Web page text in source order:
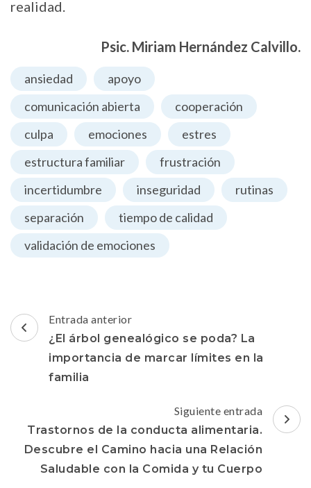
realidad.
Psic. Miriam Hernández Calvillo.
ansiedad
apoyo
comunicación abierta
cooperación
culpa
emociones
estres
estructura familiar
frustración
incertidumbre
inseguridad
rutinas
separación
tiempo de calidad
validación de emociones
Navegación
de
entradas
Entrada anterior
¿El árbol genealógico se poda? La
importancia de marcar límites en la
familia
Siguiente entrada
Trastornos de la conducta alimentaria.
Descubre el Camino hacia una Relación
Saludable con la Comida y tu Cuerpo